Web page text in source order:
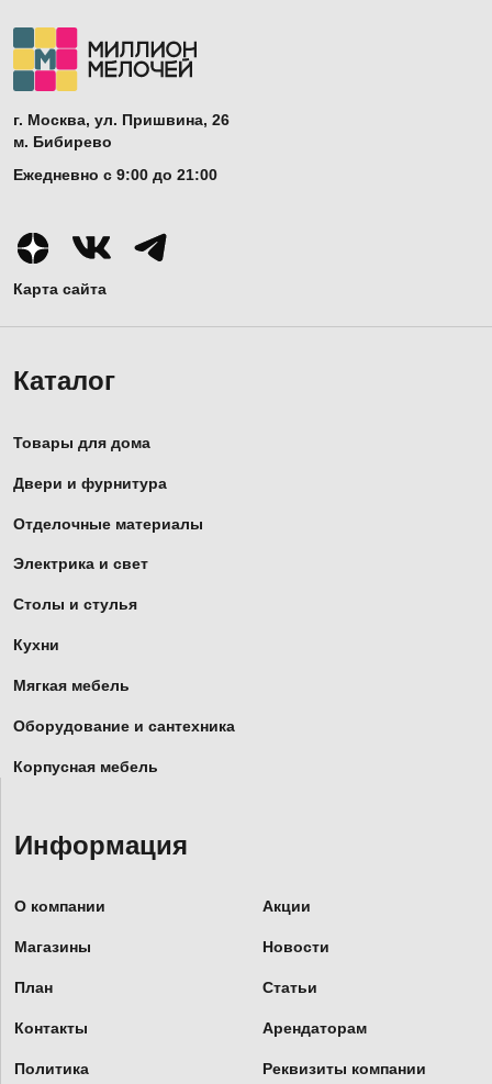
г. Москва, ул. Пришвина, 26
м. Бибирево
Ежедневно с 9:00 до 21:00
Карта сайта
Каталог
Товары для дома
Двери и фурнитура
Отделочные материалы
Электрика и свет
Столы и стулья
Кухни
Мягкая мебель
Оборудование и сантехника
Корпусная мебель
Информация
О компании Акции
Магазины Новости
План Статьи
Контакты Арендаторам
Политика
Реквизиты компании